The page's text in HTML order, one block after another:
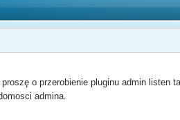
o przerobienie pluginu admin listen
admina.